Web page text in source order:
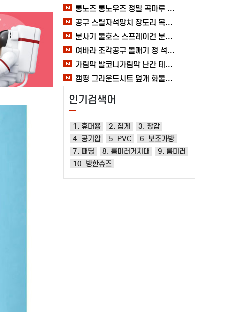
롱노즈 롱노우즈 정밀 곡마루 공구용품 작업 케이블 조립 여바라 공예 전선
공구 스틸자석망치 장도리 목공 쇠망치 캠핑 목수 가정용 빠루 여바라
분사기 물호스 스프레이건 분사건 청소 베란다 대형 원예용 수도 욕실 여바라
여바라 조각공구 돌깨기 정 석공 250x16mm 조각정 송곳형 손보호
가림막 발코니가림막 난간 테라스 가리개 베란다 다용도 사생활보호 3M 여바라
캠핑 그라운드시트 덮개 화물차 시트 바닥 방수포 여바라 타포린 2X3 블루 텐트
인기검색어
1. 휴대용 2. 집게
3. 장갑
4. 공기압
5. PVC
6. 보조가방
7. 패딩
8. 룸미러거치대
9. 룸미러
10. 방한슈즈